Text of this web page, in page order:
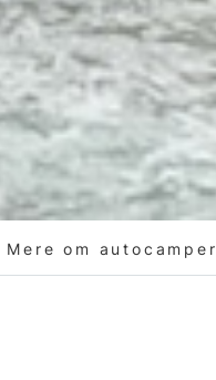
Mere om autocamper